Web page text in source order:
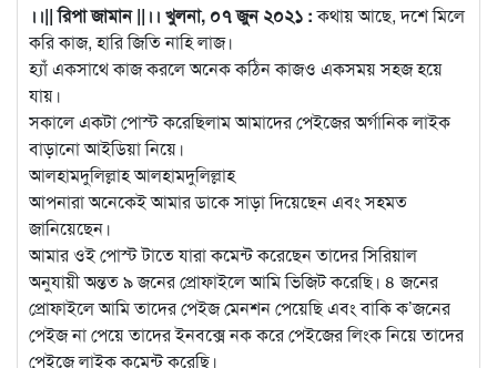
।।|| রিপা জামান ||।। খুলনা, ০৭ জুন ২০২১ :কথায় আছে, দশে মিলে
করি কাজ, হারি জিতি নাহি লাজ।
হ্যাঁ একসাথে কাজ করলে অনেক কঠিন কাজও একসময় সহজ হয়ে
যায়।
সকালে একটা পোস্ট করেছিলাম আমাদের পেইজের অর্গানিক লাইক
বাড়ানো আইডিয়া নিয়ে।
আলহামদুলিল্লাহ আলহামদুলিল্লাহ
আপনারা অনেকেই আমার ডাকে সাড়া দিয়েছেন এবং সহমত
জানিয়েছেন।
আমার ওই পোস্ট টাতে যারা কমেন্ট করেছেন তাদের সিরিয়াল
অনুযায়ী অন্তত ৯ জনের প্রোফাইলে আমি ভিজিট করেছি। ৪ জনের
প্রোফাইলে আমি তাদের পেইজ মেনশন পেয়েছি এবং বাকি ক’জনের
পেইজ না পেয়ে তাদের ইনবক্সে নক করে পেইজের লিংক নিয়ে তাদের
পেইজে লাইক কমেন্ট করেছি।